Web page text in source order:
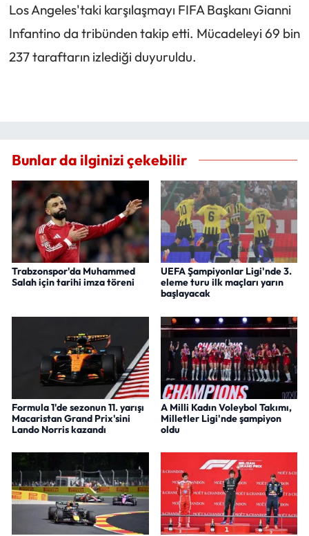
Los Angeles'taki karşılaşmayı FIFA Başkanı Gianni
Infantino da tribünden takip etti. Mücadeleyi 69 bin
237 taraftarın izlediği duyuruldu.
Bunlar da ilginizi çekebilir
Trabzonspor'da Muhammed
Salah için tarihi imza töreni
UEFA Şampiyonlar Ligi'nde 3.
eleme turu ilk maçları yarın
başlayacak
Formula 1'de sezonun 11. yarışı
Macaristan Grand Prix'sini
Lando Norris kazandı
A Milli Kadın Voleybol Takımı,
Milletler Ligi'nde şampiyon
oldu